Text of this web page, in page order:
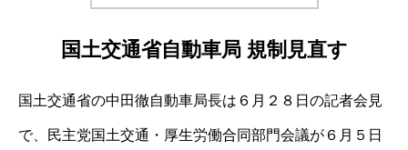
国土交通省自動車局 規制見直す
国土交通省の中田徹自動車局長は６月２８日の記者会見
で、民主党国土交通・厚生労働合同部門会議が６月５日